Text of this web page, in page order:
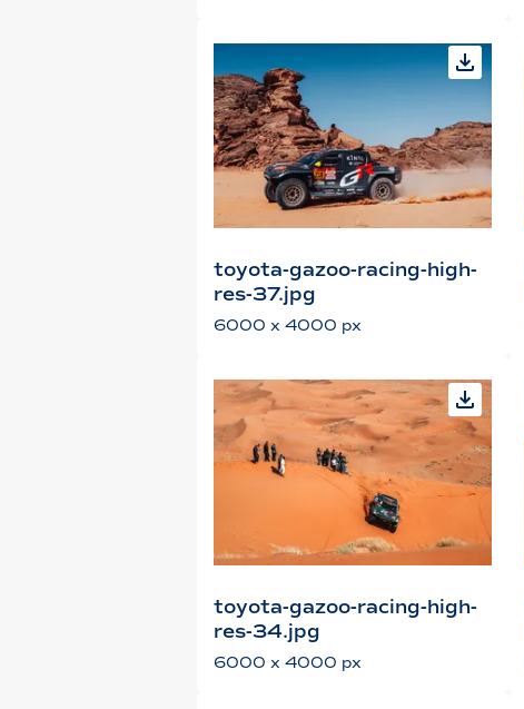
toyota-gazoo-racing-high-
res-37.jpg
6000 x 4000 px
toyota-gazoo-racing-high-
res-34.jpg
6000 x 4000 px